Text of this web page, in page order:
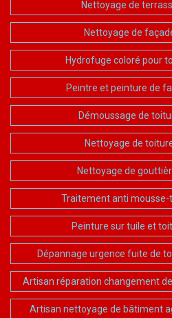
Nettoyage de
Nettoyage de
Hydrofuge coloré pour
Peintre et peinture de
Démoussage de
Nettoyage de
Nettoyage de
Traitement anti mousse-
Peinture sur tuile et
Dépannage urgence fuite de
Artisan réparation changement
Artisan nettoyage de bâtiment